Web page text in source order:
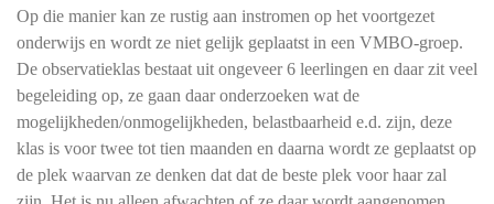
Op die manier kan ze rustig aan instromen op het voortgezet
onderwijs en wordt ze niet gelijk geplaatst in een VMBO-groep.
De observatieklas bestaat uit ongeveer 6 leerlingen en daar zit veel
begeleiding op, ze gaan daar onderzoeken wat de
mogelijkheden/onmogelijkheden, belastbaarheid e.d. zijn, deze
klas is voor twee tot tien maanden en daarna wordt ze geplaatst op
de plek waarvan ze denken dat dat de beste plek voor haar zal